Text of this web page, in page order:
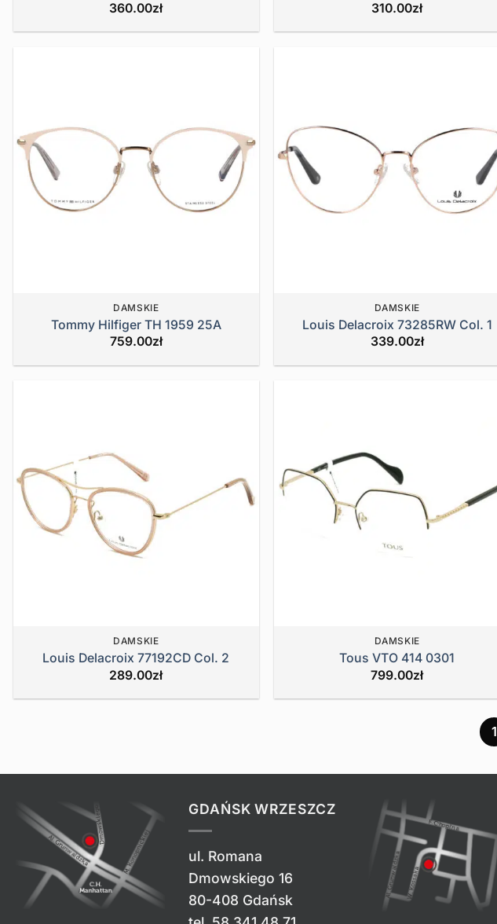
360.00zł
310.00zł
DAMSKIE
Tommy Hilfiger TH 1959 25A
759.00zł
DAMSKIE
Louis Delacroix 73285RW Col. 1
339.00zł
DAMSKIE
Louis Delacroix 77192CD Col. 2
289.00zł
DAMSKIE
Tous VTO 414 0301
799.00zł
1
GDAŃSK WRZESZCZ
ul. Romana
Dmowskiego 16
80-408 Gdańsk